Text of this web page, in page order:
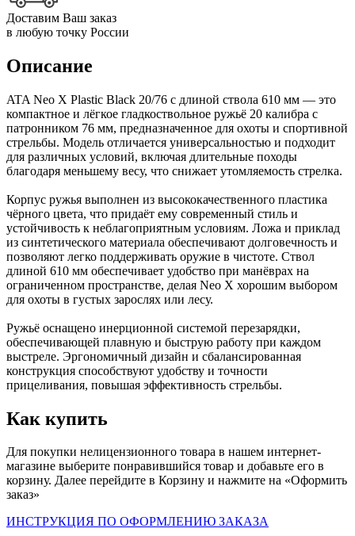
Доставим Ваш заказ
в любую точку России
Описание
ATA Neo X Plastic Black 20/76 с длиной ствола 610 мм — это
компактное и лёгкое гладкоствольное ружьё 20 калибра с
патронником 76 мм, предназначенное для охоты и спортивной
стрельбы. Модель отличается универсальностью и подходит
для различных условий, включая длительные походы
благодаря меньшему весу, что снижает утомляемость стрелка.
Корпус ружья выполнен из высококачественного пластика
чёрного цвета, что придаёт ему современный стиль и
устойчивость к неблагоприятным условиям. Ложа и приклад
из синтетического материала обеспечивают долговечность и
позволяют легко поддерживать оружие в чистоте. Ствол
длиной 610 мм обеспечивает удобство при манёврах на
ограниченном пространстве, делая Neo X хорошим выбором
для охоты в густых зарослях или лесу.
Ружьё оснащено инерционной системой перезарядки,
обеспечивающей плавную и быструю работу при каждом
выстреле. Эргономичный дизайн и сбалансированная
конструкция способствуют удобству и точности
прицеливания, повышая эффективность стрельбы.
Как купить
Для покупки нелицензионного товара в нашем интернет-
магазине выберите понравившийся товар и добавьте его в
корзину. Далее перейдите в Корзину и нажмите на «Оформить
заказ»
ИНСТРУКЦИЯ ПО ОФОРМЛЕНИЮ ЗАКАЗА